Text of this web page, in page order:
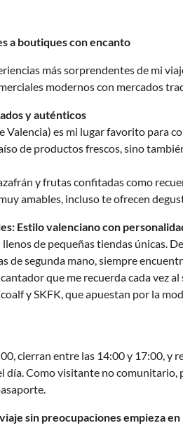
a boutiques con encanto
más sorprendentes de mi
modernos con mercados
y auténticos
es mi lugar favorito para
de productos frescos, sino
y frutas confitadas como
amables, incluso te ofrecen
Estilo valenciano con
de pequeñas tiendas únicas.
de segunda mano, siempre
que me recuerda cada vez al
y SKFK, que apuestan por la
cierran entre las 14:00 y 17:00, y
día. Como visitante no comunitario,
sin preocupaciones empieza